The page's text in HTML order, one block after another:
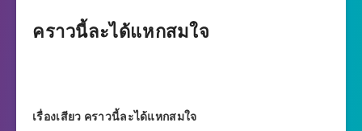
คราวนี้ละได้แหกสมใจ
เรื่องเสียว คราวนี้ละได้แหกสมใจ